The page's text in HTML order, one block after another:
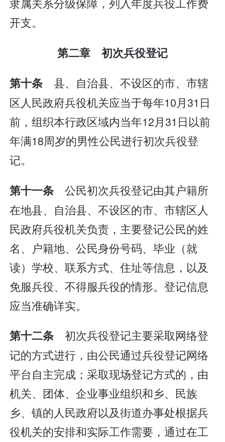
开支。
第二章 初次兵役登记
第十条县、自治县、不设区的市、市辖
区人民政府兵役机关应当于每年10月31日
前，组织本行政区域内当年12月31日以前
年满18周岁的男性公民进行初次兵役登
记。
第十一条公民初次兵役登记由其户籍所
在地县、自治县、不设区的市、市辖区人
民政府兵役机关负责，主要登记公民的姓
名、户籍地、公民身份号码、毕业（就
读）学校、联系方式、住址等信息，以及
免服兵役、不得服兵役的情形。登记信息
应当准确详实。
第十二条初次兵役登记主要采取网络登
记的方式进行，由公民通过兵役登记网络
平台自主完成；采取现场登记方式的，由
机关、团体、企业事业组织和乡、民族
乡、镇的人民政府以及街道办事处根据兵
役机关的安排和实际工作需要，通过在工